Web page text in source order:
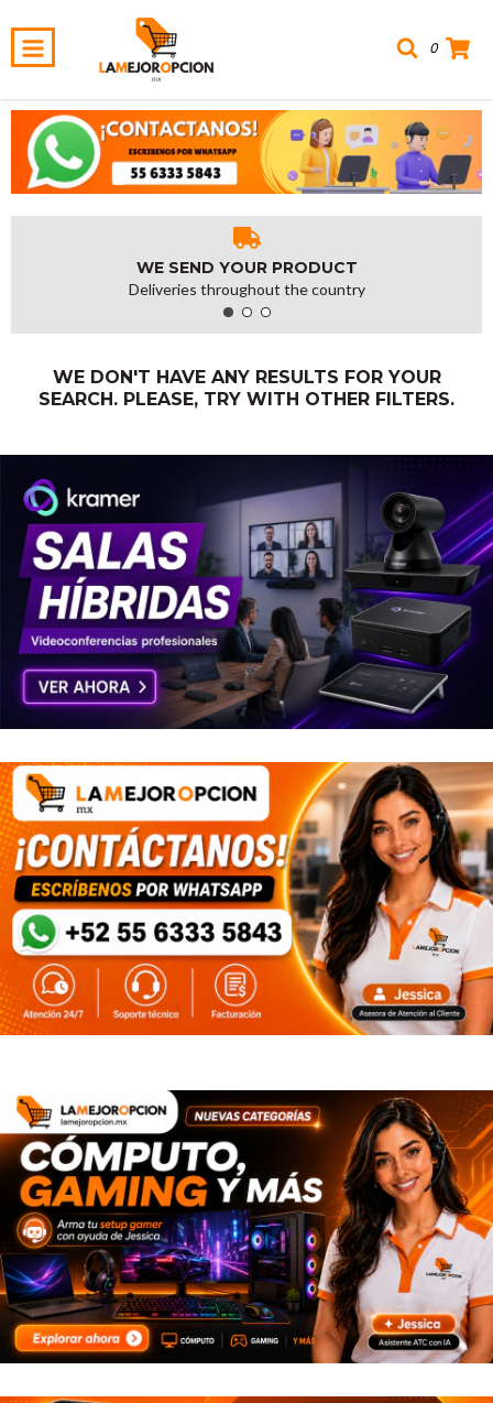
0
WE SEND YOUR PRODUCT
Deliveries throughout the country
WE DON'T HAVE ANY RESULTS FOR YOUR
SEARCH. PLEASE, TRY WITH OTHER FILTERS.